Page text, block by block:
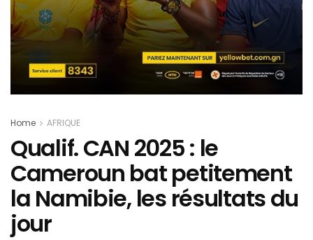
Home AFRIQUE
Qualif. CAN 2025 : le
Cameroun bat petitement
la Namibie, les résultats du
jour